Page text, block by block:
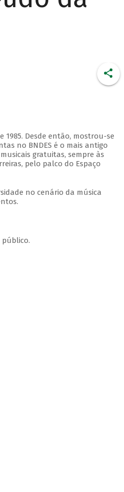
1985. Desde então, mostrou-se
no BNDES é o mais antigo
gratuitas, sempre às
pelo palco do Espaço
no cenário da música
público.